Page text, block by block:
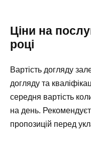
Ціни на
році
Вартість догляду
догляду та
середня вартість
на день.
пропозицій перед